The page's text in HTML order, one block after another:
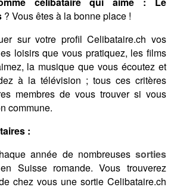
? Vous êtes à la bonne place !
sur votre profil Celibataire.ch vos
loisirs que vous pratiquez, les films
la musique que vous écoutez et
à la télévision ; tous ces critères
membres de vous trouver si vous
commune.
:
année de nombreuses sorties
Suisse romande. Vous trouverez
chez vous une sortie Celibataire.ch